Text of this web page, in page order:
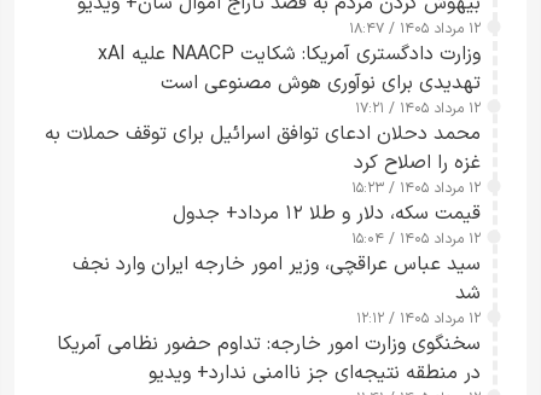
۱۲ مرداد ۱۴۰۵ / ۱۸:۴۷
وزارت دادگستری آمریکا: شکایت NAACP علیه xAI
تهدیدی برای نوآوری هوش مصنوعی است
۱۲ مرداد ۱۴۰۵ / ۱۷:۲۱
محمد دحلان ادعای توافق اسرائیل برای توقف حملات به
غزه را اصلاح کرد
۱۲ مرداد ۱۴۰۵ / ۱۵:۲۳
قیمت سکه، دلار و طلا ۱۲ مرداد+ جدول
۱۲ مرداد ۱۴۰۵ / ۱۵:۰۴
سید عباس عراقچی، وزیر امور خارجه ایران وارد نجف
شد
۱۲ مرداد ۱۴۰۵ / ۱۲:۱۲
سخنگوی وزارت امور خارجه: تداوم حضور نظامی آمریکا
در منطقه نتیجه‌ای جز ناامنی ندارد+ ویدیو